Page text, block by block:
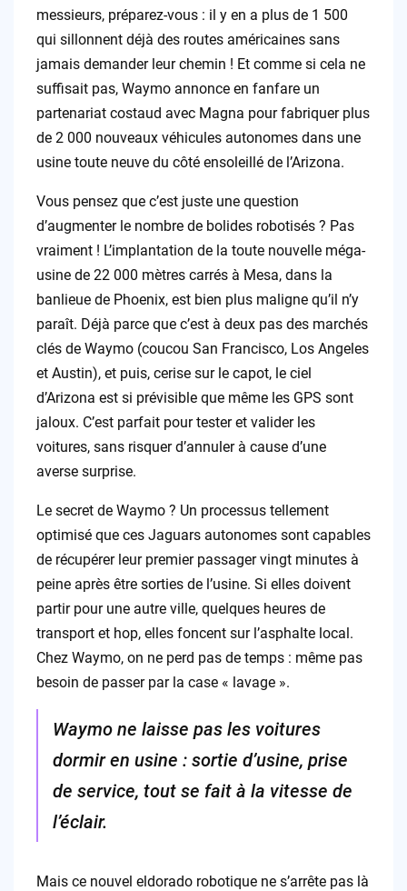
messieurs, préparez-vous : il y en a plus de 1 500
qui sillonnent déjà des routes américaines sans
jamais demander leur chemin ! Et comme si cela ne
suffisait pas, Waymo annonce en fanfare un
partenariat costaud avec Magna pour fabriquer plus
de 2 000 nouveaux véhicules autonomes dans une
usine toute neuve du côté ensoleillé de l’Arizona.
Vous pensez que c’est juste une question
d’augmenter le nombre de bolides robotisés ? Pas
vraiment ! L’implantation de la toute nouvelle méga-
usine de 22 000 mètres carrés à Mesa, dans la
banlieue de Phoenix, est bien plus maligne qu’il n’y
paraît. Déjà parce que c’est à deux pas des marchés
clés de Waymo (coucou San Francisco, Los Angeles
et Austin), et puis, cerise sur le capot, le ciel
d’Arizona est si prévisible que même les GPS sont
jaloux. C’est parfait pour tester et valider les
voitures, sans risquer d’annuler à cause d’une
averse surprise.
Le secret de Waymo ? Un processus tellement
optimisé que ces Jaguars autonomes sont capables
de récupérer leur premier passager vingt minutes à
peine après être sorties de l’usine. Si elles doivent
partir pour une autre ville, quelques heures de
transport et hop, elles foncent sur l’asphalte local.
Chez Waymo, on ne perd pas de temps : même pas
besoin de passer par la case « lavage ».
Waymo ne laisse pas les voitures
dormir en usine : sortie d’usine, prise
de service, tout se fait à la vitesse de
l’éclair.
Mais ce nouvel eldorado robotique ne s’arrête pas là